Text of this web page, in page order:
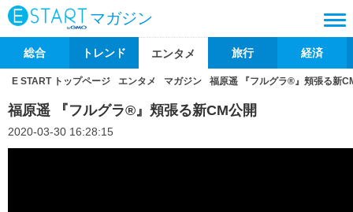
マガジン
総合 トレンド エンタメ 旅行 経済
E START トップページ エンタメ マガジン 福原遥 『フルグラ®』頬張る新
福原遥 『フルグラ®』頬張る新CM公開
2020-03-30 16:28:15